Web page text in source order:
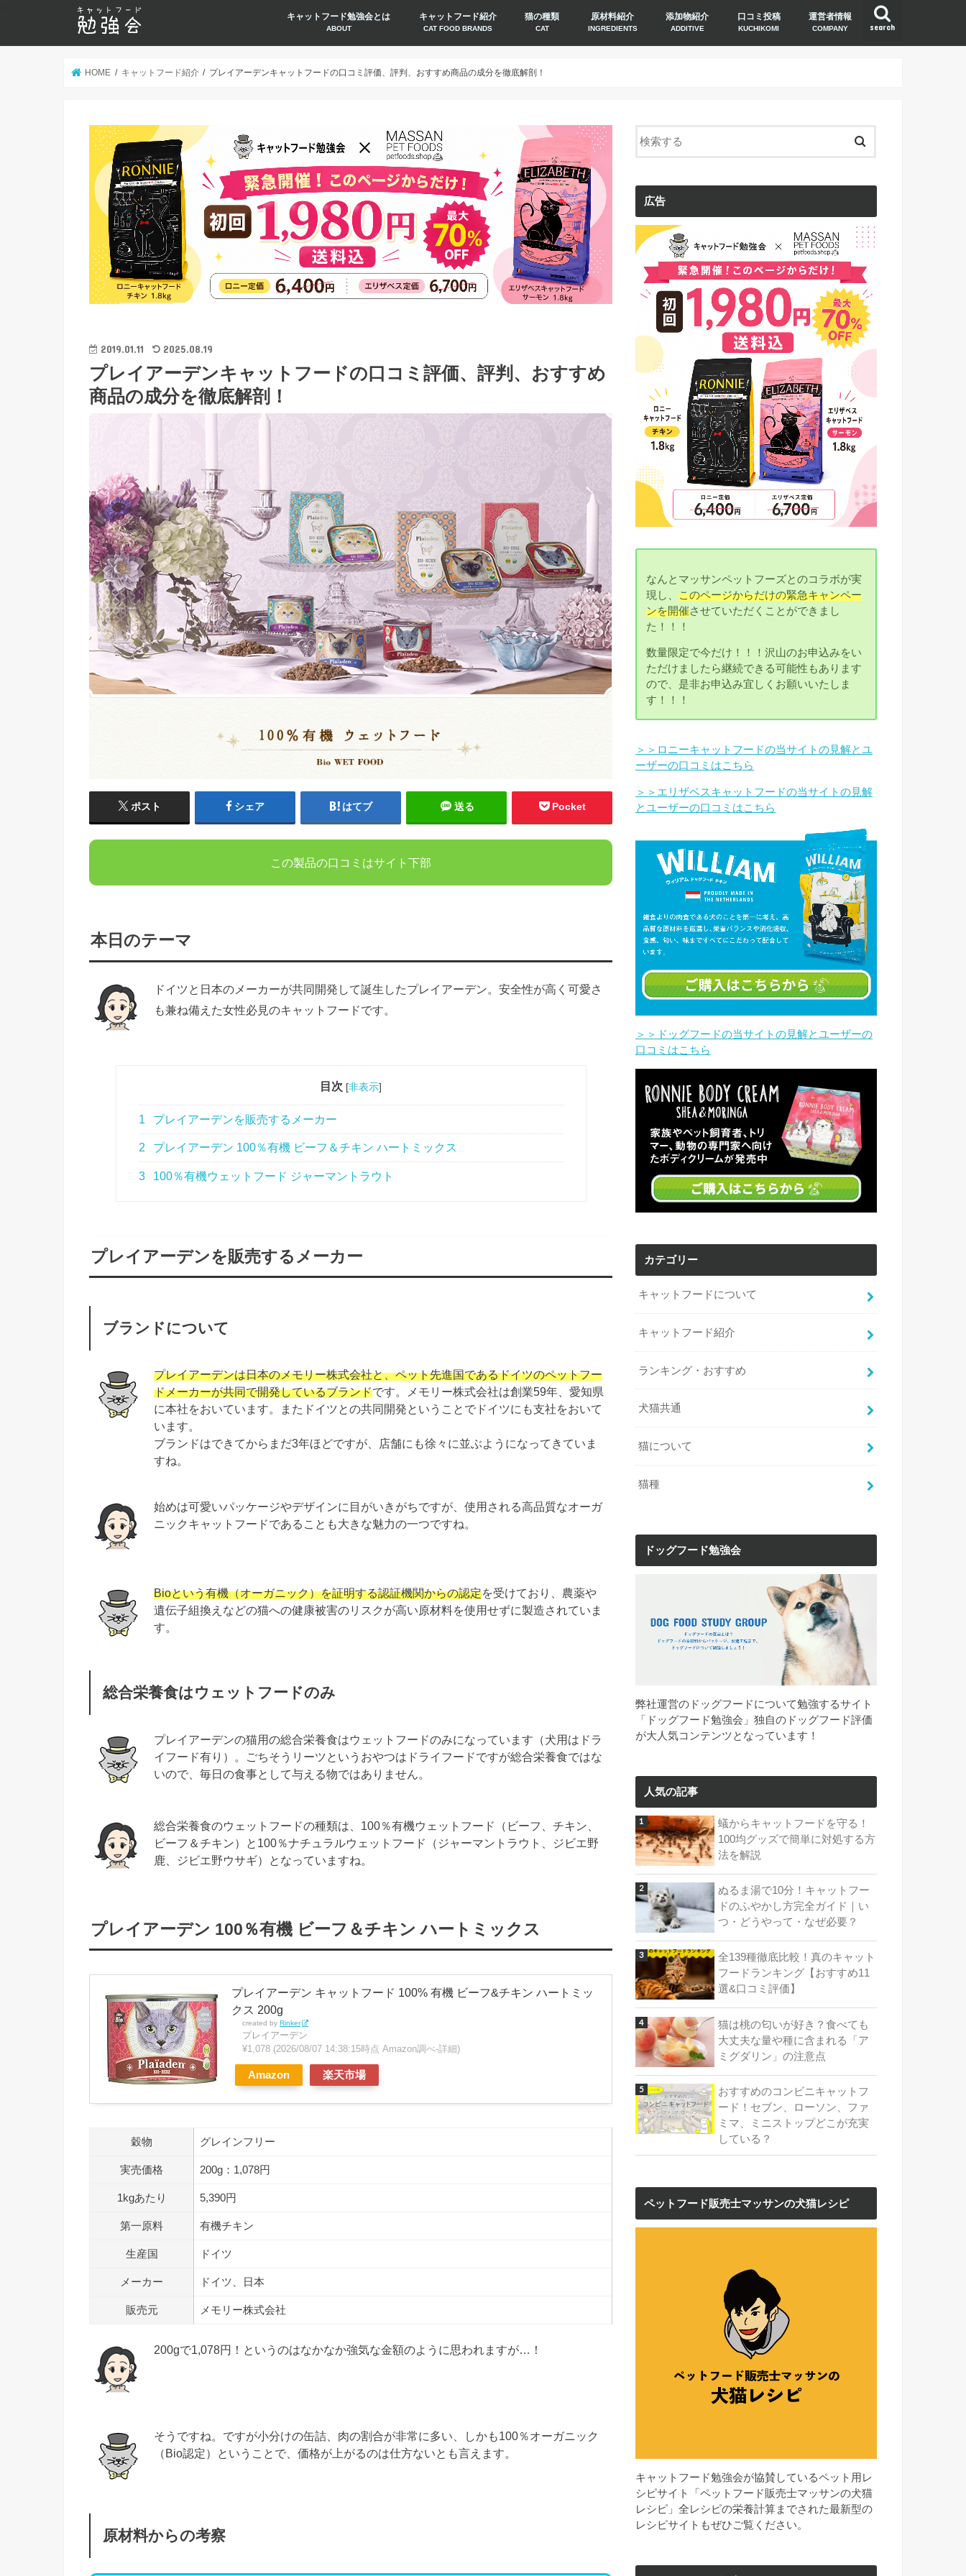
search
キャットフード勉強会とは
ABOUT
キャットフード紹介
CAT FOOD BRANDS
猫の種類
CAT
原材料紹介
INGREDIENTS
添加物紹介
ADDITIVE
口コミ投稿
KUCHIKOMI
運営者情報
COMPANY
HOME キャットフード紹介 プレイアーデンキャットフードの口コミ評価、評判、おすすめ商品の成分を徹底解剖！
2019.01.11 2025.08.19
プレイアーデンキャットフードの口コミ評価、評判、おすすめ
商品の成分を徹底解剖！
ポスト シェア はてブ 送る Pocket
この製品の口コミはサイト下部
本日のテーマ
ドイツと日本のメーカーが共同開発して誕生したプレイアーデン。安全性が高く可愛さ
も兼ね備えた女性必見のキャットフードです。
目次 [非表示]
1 プレイアーデンを販売するメーカー
2 プレイアーデン 100％有機 ビーフ＆チキン ハートミックス
3 100％有機ウェットフード ジャーマントラウト
プレイアーデンを販売するメーカー
ブランドについて
プレイアーデンは日本のメモリー株式会社と、ペット先進国であるドイツのペットフー
ドメーカーが共同で開発しているブランドです。メモリー株式会社は創業59年、愛知県
に本社をおいています。またドイツとの共同開発ということでドイツにも支社をおいて
います。
ブランドはできてからまだ3年ほどですが、店舗にも徐々に並ぶようになってきていま
すね。
始めは可愛いパッケージやデザインに目がいきがちですが、使用される高品質なオーガ
ニックキャットフードであることも大きな魅力の一つですね。
Bioという有機（オーガニック）を証明する認証機関からの認定を受けており、農薬や
遺伝子組換えなどの猫への健康被害のリスクが高い原材料を使用せずに製造されていま
す。
総合栄養食はウェットフードのみ
プレイアーデンの猫用の総合栄養食はウェットフードのみになっています（犬用はドラ
イフード有り）。ごちそうリーツというおやつはドライフードですが総合栄養食ではな
いので、毎日の食事として与える物ではありません。
総合栄養食のウェットフードの種類は、100％有機ウェットフード（ビーフ、チキン、
ビーフ＆チキン）と100％ナチュラルウェットフード（ジャーマントラウト、ジビエ野
鹿、ジビエ野ウサギ）となっていますね。
プレイアーデン 100％有機 ビーフ＆チキン ハートミックス
プレイアーデン キャットフード 100% 有機 ビーフ&チキン ハートミッ
クス 200g
created by Rinker
プレイアーデン
¥1,078 (2026/08/07 14:38:15時点 Amazon調べ-詳細)
Amazon 楽天市場
穀物 グレインフリー
実売価格 200g：1,078円
1kgあたり 5,390円
第一原料 有機チキン
生産国 ドイツ
メーカー ドイツ、日本
販売元 メモリー株式会社
200gで1,078円！というのはなかなか強気な金額のように思われますが…！
そうですね。ですが小分けの缶詰、肉の割合が非常に多い、しかも100％オーガニック
（Bio認定）ということで、価格が上がるのは仕方ないとも言えます。
原材料からの考察
広告
なんとマッサンペットフーズとのコラボが実
現し、このページからだけの緊急キャンペー
ンを開催させていただくことができまし
た！！！
数量限定で今だけ！！！沢山のお申込みをい
ただけましたら継続できる可能性もあります
ので、是非お申込み宜しくお願いいたしま
す！！！
＞＞ロニーキャットフードの当サイトの見解とユ
ーザーの口コミはこちら
＞＞エリザベスキャットフードの当サイトの見解
とユーザーの口コミはこちら
＞＞ドッグフードの当サイトの見解とユーザーの
口コミはこちら
カテゴリー
キャットフードについて
キャットフード紹介
ランキング・おすすめ
犬猫共通
猫について
猫種
ドッグフード勉強会
弊社運営のドッグフードについて勉強するサイト
「ドッグフード勉強会」独自のドッグフード評価
が大人気コンテンツとなっています！
人気の記事
蟻からキャットフードを守る！
100均グッズで簡単に対処する方
法を解説
ぬるま湯で10分！キャットフー
ドのふやかし方完全ガイド｜い
つ・どうやって・なぜ必要？
全139種徹底比較！真のキャット
フードランキング【おすすめ11
選&口コミ評価】
猫は桃の匂いが好き？食べても
大丈夫な量や種に含まれる「ア
ミグダリン」の注意点
おすすめのコンビニキャットフ
ード！セブン、ローソン、ファ
ミマ、ミニストップどこが充実
している？
ペットフード販売士マッサンの犬猫レシピ
キャットフード勉強会が協賛しているペット用レ
シピサイト「ペットフード販売士マッサンの犬猫
レシピ」全レシピの栄養計算までされた最新型の
レシピサイトもぜひご覧ください。